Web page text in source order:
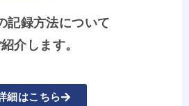
記録方法について
介します。
細はこちら